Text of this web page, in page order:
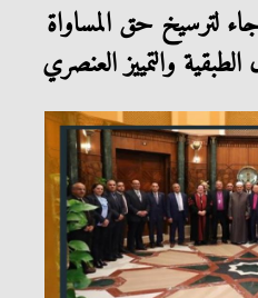
لترسيخ حق المساواة
والتمييز العنصري